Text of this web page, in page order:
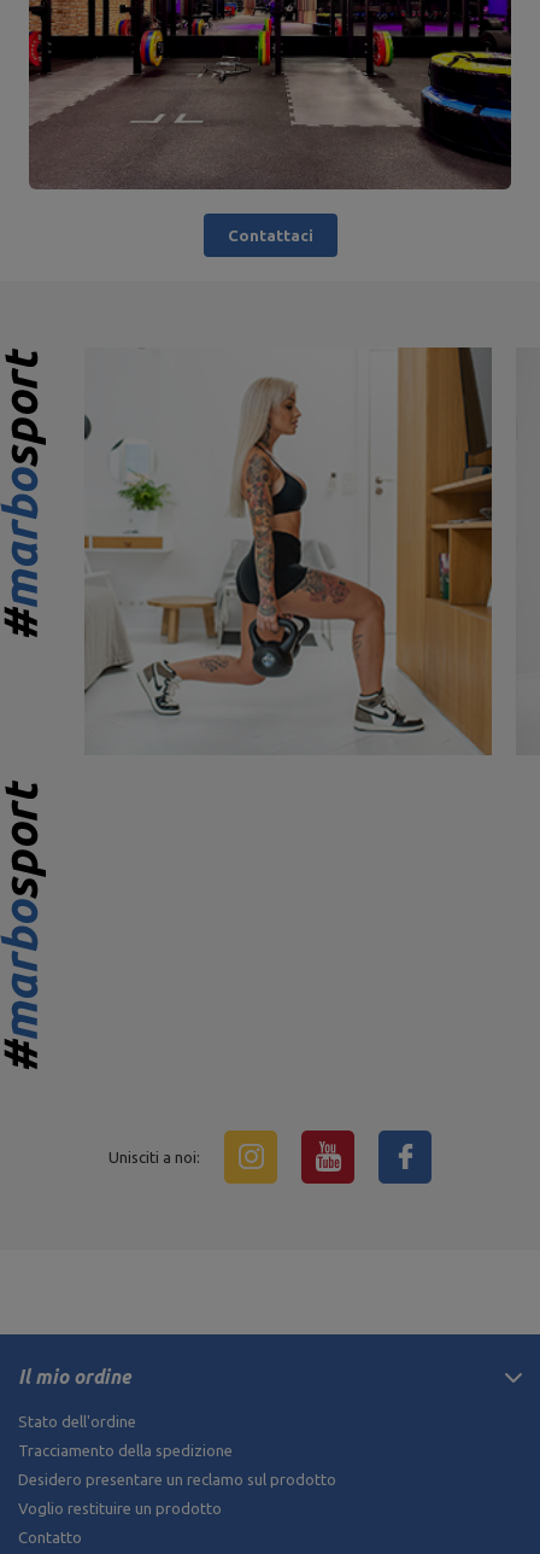
Contattaci
Unisciti a noi:
Il mio ordine
Stato dell'ordine
Tracciamento della spedizione
Desidero presentare un reclamo sul prodotto
Voglio restituire un prodotto
Contatto